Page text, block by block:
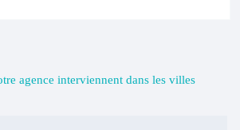
agence interviennent dans les villes